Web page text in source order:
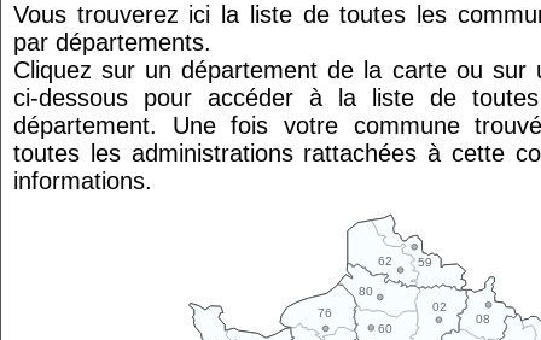
Vous trouverez ici la liste de toutes les
par départements.
Cliquez sur un département de la carte ou sur
ci-dessous pour accéder à la liste de
département. Une fois votre commune
toutes les administrations rattachées à cette
informations.
59
60
62
02
08
76
80